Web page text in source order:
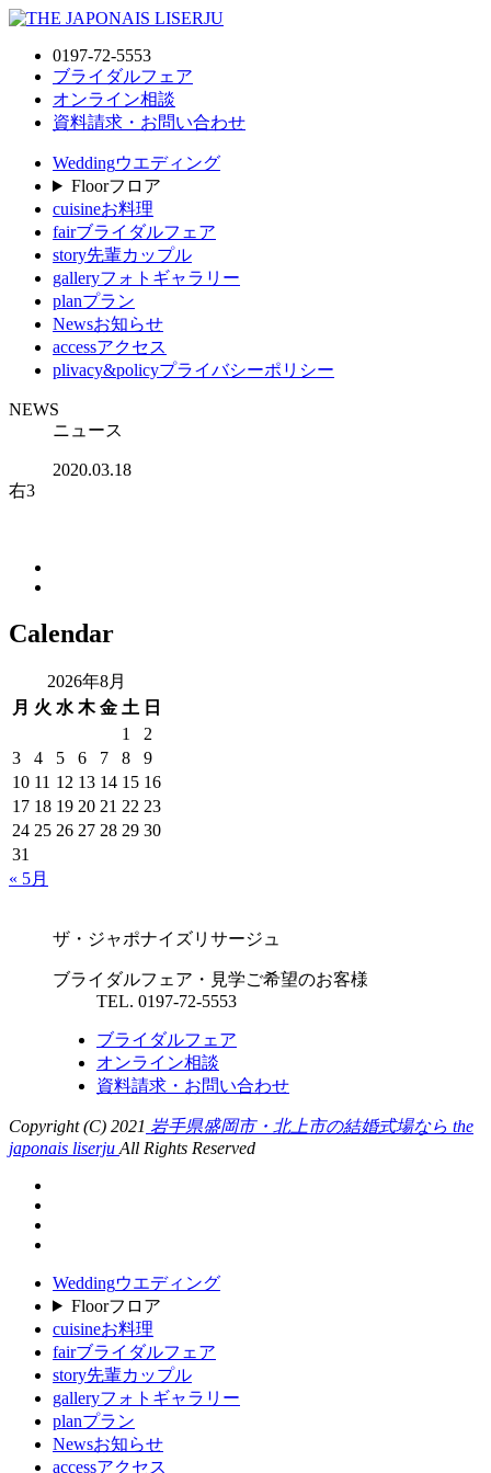
0197-72-5553
ブライダルフェア
オンライン相談
資料請求・お問い合わせ
Weddingウエディング
Floorフロア
cuisineお料理
fairブライダルフェア
story先輩カップル
galleryフォトギャラリー
planプラン
Newsお知らせ
accessアクセス
plivacy&policyプライバシーポリシー
NEWS
ニュース
2020.03.18
右3
Calendar
2026年8月
月 火 水 木 金 土 日
1
2
3
4 5 6 7 8
9
10 11 12 13 14 15 16
17 18 19 20 21 22 23
24 25 26 27 28 29 30
31
« 5月
ザ・ジャポナイズリサージュ
ブライダルフェア・見学ご希望のお客様
TEL. 0197-72-5553
ブライダルフェア
オンライン相談
資料請求・お問い合わせ
Copyright (C) 2021 岩手県盛岡市・北上市の結婚式場なら the
japonais liserju All Rights Reserved
Weddingウエディング
Floorフロア
cuisineお料理
fairブライダルフェア
story先輩カップル
galleryフォトギャラリー
planプラン
Newsお知らせ
accessアクセス